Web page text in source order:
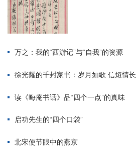
万之：我的“西游记”与“自我”的资源
徐光耀的千封家书：岁月如歌 信短情长
读《晦庵书话》品“四个一点”的真味
启功先生的“四个口袋”
北宋使节眼中的燕京